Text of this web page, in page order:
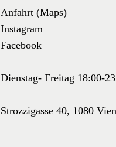
Anfahrt (Maps)
Instagram
Facebook
Dienstag- Freitag 18:00-
Strozzigasse 40, 1080